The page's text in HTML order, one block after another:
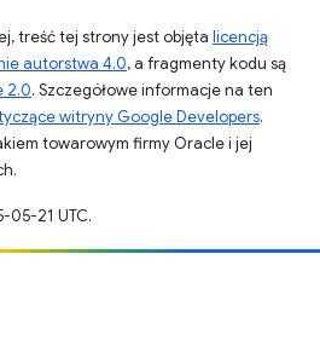
treść tej strony jest objęta licencją
autorstwa 4.0, a fragmenty kodu są
2.0. Szczegółowe informacje na ten
witryny Google Developers.
towarowym firmy Oracle i jej
21 UTC.